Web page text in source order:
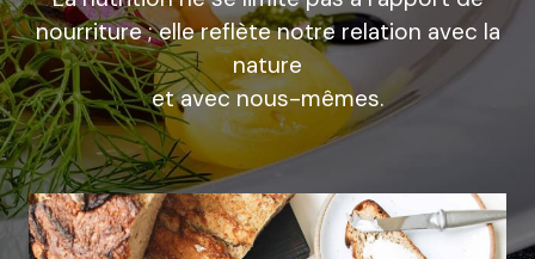
nourriture ; elle reflète notre relation avec la
nature
et avec nous-mêmes.